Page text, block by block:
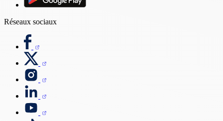
Réseaux sociaux